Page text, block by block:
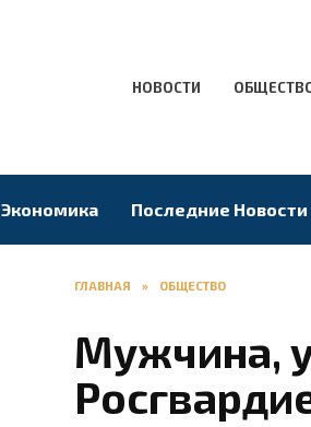
НОВОСТИ
Экономика Последние Новости
ГЛАВНАЯ » ОБЩЕСТВО
Мужчина,